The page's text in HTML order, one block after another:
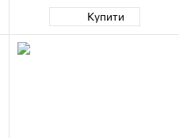
Купити